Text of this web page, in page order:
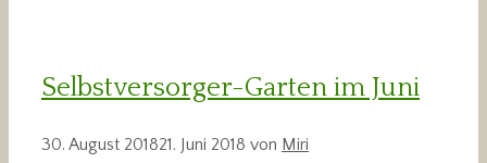
Selbstversorger-Garten im Juni
30. August 201821. Juni 2018 von Miri